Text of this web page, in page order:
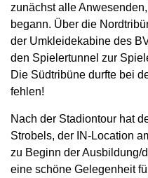
zunächst alle
begann. Über die
der Umkleidekabine des
den Spielertunnel zur
Die Südtribüne durfte bei
fehlen!
Nach der Stadiontour hat
Strobels, der IN-Location
zu Beginn der Ausbildung/
eine schöne Gelegenheit